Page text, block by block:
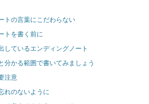
トの言葉にこだわらない
トを書く前に
しているエンディングノート
分かる範囲で書いてみましょう
注意
れのないように